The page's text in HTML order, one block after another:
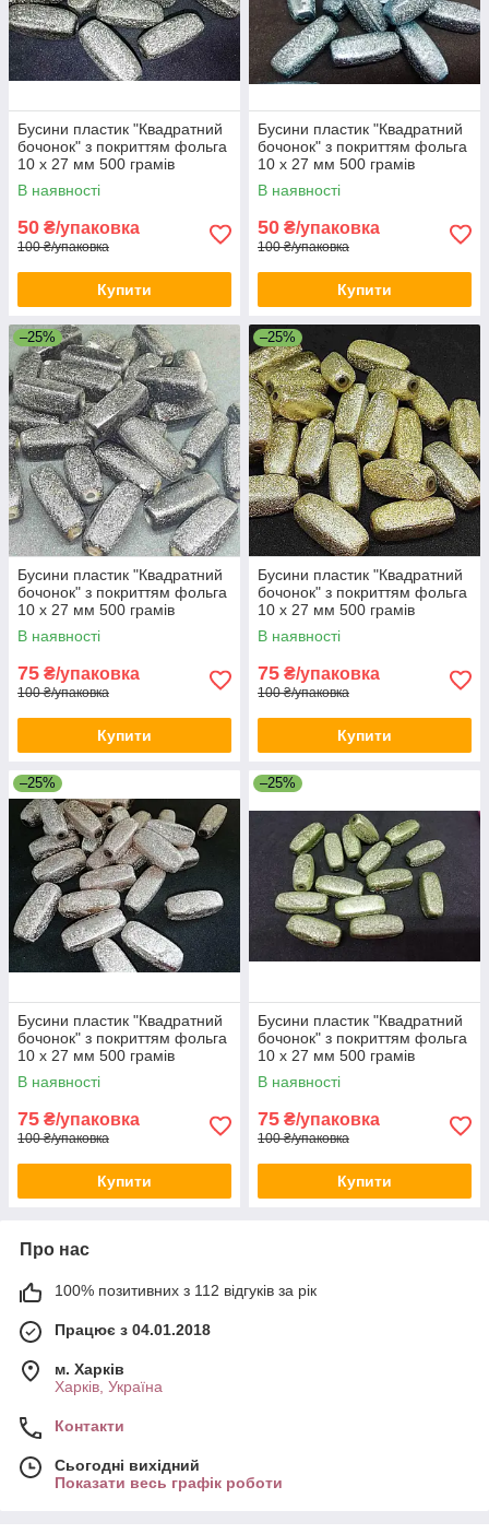
Бусини пластик "Квадратний
бочонок" з покриттям фольга
10 х 27 мм 500 грамів
В наявності
50 ₴/упаковка
100 ₴/упаковка
Купити
Бусини пластик "Квадратний
бочонок" з покриттям фольга
10 х 27 мм 500 грамів
В наявності
50 ₴/упаковка
100 ₴/упаковка
Купити
–25%
Бусини пластик "Квадратний
бочонок" з покриттям фольга
10 х 27 мм 500 грамів
В наявності
75 ₴/упаковка
100 ₴/упаковка
Купити
–25%
Бусини пластик "Квадратний
бочонок" з покриттям фольга
10 х 27 мм 500 грамів
В наявності
75 ₴/упаковка
100 ₴/упаковка
Купити
–25%
Бусини пластик "Квадратний
бочонок" з покриттям фольга
10 х 27 мм 500 грамів
В наявності
75 ₴/упаковка
100 ₴/упаковка
Купити
–25%
Бусини пластик "Квадратний
бочонок" з покриттям фольга
10 х 27 мм 500 грамів
В наявності
75 ₴/упаковка
100 ₴/упаковка
Купити
Про нас
100% позитивних з 112 відгуків за рік
Працює з 04.01.2018
м. Харків
Харків, Україна
Контакти
Сьогодні вихідний
Показати весь графік роботи